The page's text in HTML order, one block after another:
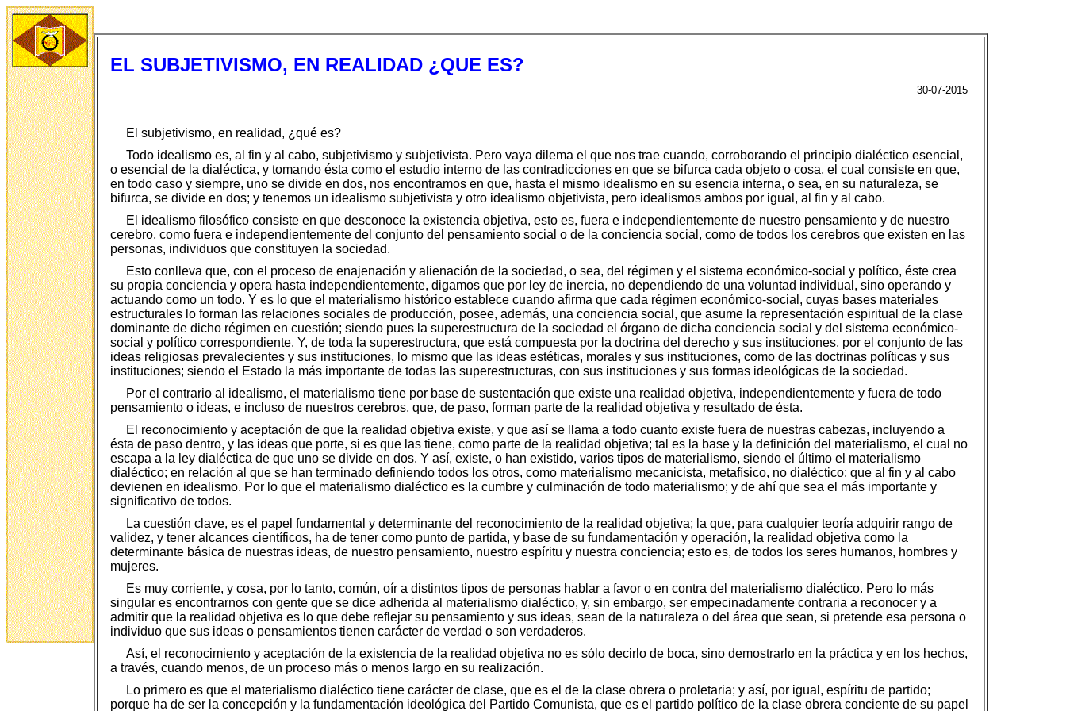
EL SUBJETIVISMO, EN REALIDAD ¿QUE ES?
30-07-2015
El subjetivismo, en realidad, ¿qué es?
Todo idealismo es, al fin y al cabo, subjetivismo y subjetivista. Pero vaya dilema el que nos trae cuando, corroborando el principio dialéctico esencial,
o esencial de la dialéctica, y tomando ésta como el estudio interno de las contradicciones en que se bifurca cada objeto o cosa, el cual consiste en que,
en todo caso y siempre, uno se divide en dos, nos encontramos en que, hasta el mismo idealismo en su esencia interna, o sea, en su naturaleza, se
bifurca, se divide en dos; y tenemos un idealismo subjetivista y otro idealismo objetivista, pero idealismos ambos por igual, al fin y al cabo.
El idealismo filosófico consiste en que desconoce la existencia objetiva, esto es, fuera e independientemente de nuestro pensamiento y de nuestro
cerebro, como fuera e independientemente del conjunto del pensamiento social o de la conciencia social, como de todos los cerebros que existen en las
personas, individuos que constituyen la sociedad.
Esto conlleva que, con el proceso de enajenación y alienación de la sociedad, o sea, del régimen y el sistema económico-social y político, éste crea
su propia conciencia y opera hasta independientemente, digamos que por ley de inercia, no dependiendo de una voluntad individual, sino operando y
actuando como un todo. Y es lo que el materialismo histórico establece cuando afirma que cada régimen económico-social, cuyas bases materiales
estructurales lo forman las relaciones sociales de producción, posee, además, una conciencia social, que asume la representación espiritual de la clase
dominante de dicho régimen en cuestión; siendo pues la superestructura de la sociedad el órgano de dicha conciencia social y del sistema económico-
social y político correspondiente. Y, de toda la superestructura, que está compuesta por la doctrina del derecho y sus instituciones, por el conjunto de las
ideas religiosas prevalecientes y sus instituciones, lo mismo que las ideas estéticas, morales y sus instituciones, como de las doctrinas políticas y sus
instituciones; siendo el Estado la más importante de todas las superestructuras, con sus instituciones y sus formas ideológicas de la sociedad.
Por el contrario al idealismo, el materialismo tiene por base de sustentación que existe una realidad objetiva, independientemente y fuera de todo
pensamiento o ideas, e incluso de nuestros cerebros, que, de paso, forman parte de la realidad objetiva y resultado de ésta.
El reconocimiento y aceptación de que la realidad objetiva existe, y que así se llama a todo cuanto existe fuera de nuestras cabezas, incluyendo a
ésta de paso dentro, y las ideas que porte, si es que las tiene, como parte de la realidad objetiva; tal es la base y la definición del materialismo, el cual no
escapa a la ley dialéctica de que uno se divide en dos. Y así, existe, o han existido, varios tipos de materialismo, siendo el último el materialismo
dialéctico; en relación al que se han terminado definiendo todos los otros, como materialismo mecanicista, metafísico, no dialéctico; que al fin y al cabo
devienen en idealismo. Por lo que el materialismo dialéctico es la cumbre y culminación de todo materialismo; y de ahí que sea el más importante y
significativo de todos.
La cuestión clave, es el papel fundamental y determinante del reconocimiento de la realidad objetiva; la que, para cualquier teoría adquirir rango de
validez, y tener alcances científicos, ha de tener como punto de partida, y base de su fundamentación y operación, la realidad objetiva como la
determinante básica de nuestras ideas, de nuestro pensamiento, nuestro espíritu y nuestra conciencia; esto es, de todos los seres humanos, hombres y
mujeres.
Es muy corriente, y cosa, por lo tanto, común, oír a distintos tipos de personas hablar a favor o en contra del materialismo dialéctico. Pero lo más
singular es encontrarnos con gente que se dice adherida al materialismo dialéctico, y, sin embargo, ser empecinadamente contraria a reconocer y a
admitir que la realidad objetiva es lo que debe reflejar su pensamiento y sus ideas, sean de la naturaleza o del área que sean, si pretende esa persona o
individuo que sus ideas o pensamientos tienen carácter de verdad o son verdaderos.
Así, el reconocimiento y aceptación de la existencia de la realidad objetiva no es sólo decirlo de boca, sino demostrarlo en la práctica y en los hechos,
a través, cuando menos, de un proceso más o menos largo en su realización.
Lo primero es que el materialismo dialéctico tiene carácter de clase, que es el de la clase obrera o proletaria; y así, por igual, espíritu de partido;
porque ha de ser la concepción y la fundamentación ideológica del Partido Comunista, que es el partido político de la clase obrera conciente de su papel